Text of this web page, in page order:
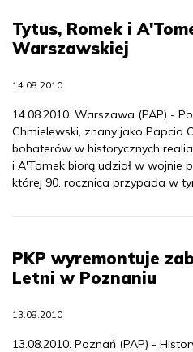
Tytus, Romek i
Warszawskiej
14.08.2010
14.08.2010. Warszawa (PAP) -
Chmielewski, znany jako Papcio
bohaterów w historycznych
i A'Tomek biorą udział w wojnie
której 90. rocznica przypada w
PKP wyremontuje
Letni w Poznaniu
13.08.2010
13.08.2010. Poznań (PAP) -